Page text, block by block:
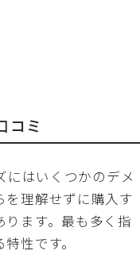
コミ
にはいくつかのデメ
を理解せずに購入す
ます。最も多く指
性です。